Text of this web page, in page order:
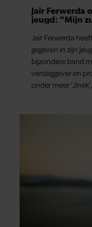
Jaïr Ferwerda
jeugd: “Mijn
Jaïr Ferwerda
gegeven in zijn
bijzondere band
verslaggever en
onder meer ‘Jinek’,